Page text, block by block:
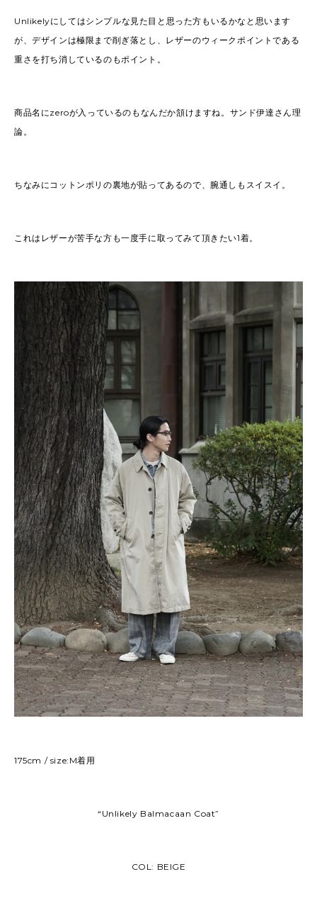
Unlikelyにしてはシンプルな見た目と思った方もいるかなと思います
が、デザインは極限まで削ぎ落とし、レザーのウィークポイントである
重さを打ち消しているのもポイント。
商品名にzeroが入っているのもなんだか頷けますね。サンド伊達さん理
論。
ちなみにコットンポリの裏地が貼ってあるので、腕通しもスイスイ。
これはレザーが苦手な方も一度手に取ってみて頂きたい1着。
175cm / size:M着用
“Unlikely Balmacaan Coat”
COL: BEIGE